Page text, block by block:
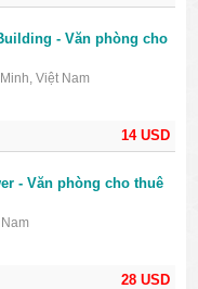
14 USD
- Văn phòng cho
Việt Nam
28 USD
- Văn phòng cho thuê